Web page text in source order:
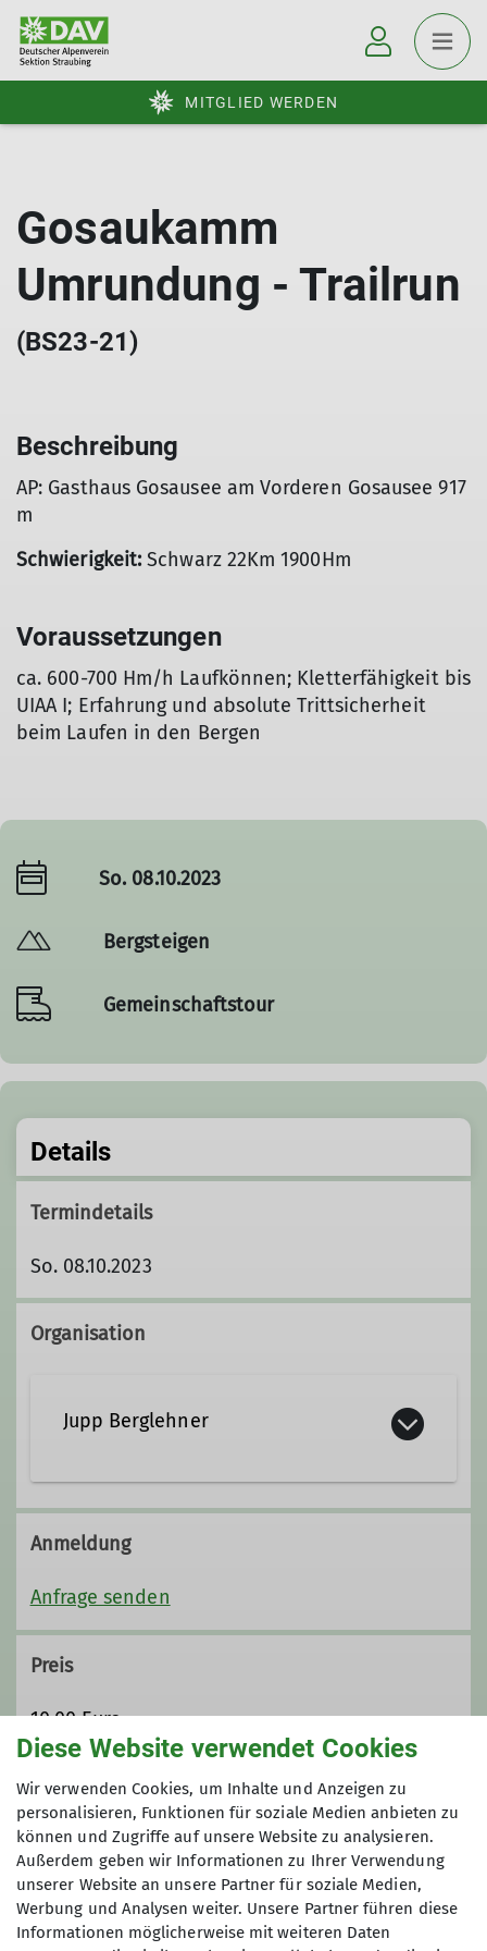
MITGLIED WERDEN
Gosaukamm
Umrundung - Trailrun
(BS23-21)
Beschreibung
AP: Gasthaus Gosausee am Vorderen Gosausee 917
m
Schwierigkeit: Schwarz 22Km 1900Hm
Voraussetzungen
ca. 600-700 Hm/h Laufkönnen; Kletterfähigkeit bis
UIAA I; Erfahrung und absolute Trittsicherheit
beim Laufen in den Bergen
So. 08.10.2023
Bergsteigen
Gemeinschaftstour
Details
Termindetails
So. 08.10.2023
Organisation
Jupp Berglehner
jupp.berglehner@dav-sr.de
Qualifikationen
Beirat
Anmeldung
Anfrage senden
Preis
10,00 Euro
Maximale Teilnehmeranzahl
7
Diese Website verwendet Cookies
Wir verwenden Cookies, um Inhalte und Anzeigen zu
personalisieren, Funktionen für soziale Medien anbieten zu
können und Zugriffe auf unsere Website zu analysieren.
Außerdem geben wir Informationen zu Ihrer Verwendung
unserer Website an unsere Partner für soziale Medien,
Werbung und Analysen weiter. Unsere Partner führen diese
Informationen möglicherweise mit weiteren Daten